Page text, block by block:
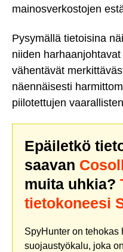
mainosverkostojen
Pysymällä tietoisina
niiden
vähentävät
näennäisesti
piilotettujen
Epäiletkö
saavan
muita uhkia?
tietokoneesi
SpyHunter on tehokas
suojaustyökalu, joka